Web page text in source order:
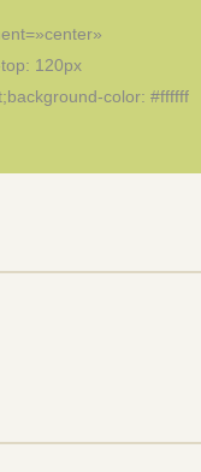
120px
color: #ffffff